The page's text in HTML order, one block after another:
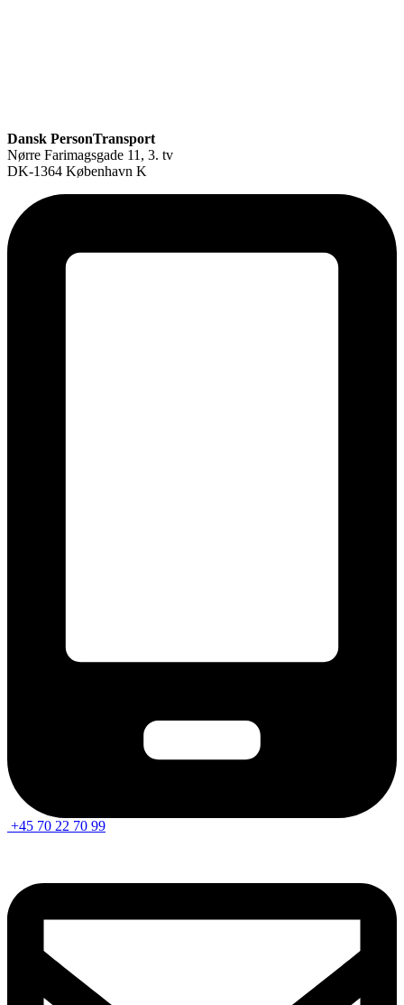
Dansk PersonTransport
Nørre Farimagsgade 11, 3. tv
DK-1364 København K
+45 70 22 70 99